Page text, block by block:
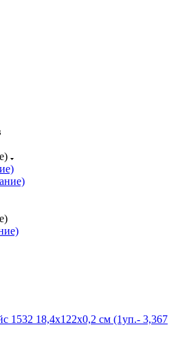
18,4x122х0,2 см (1уп.- 3,367